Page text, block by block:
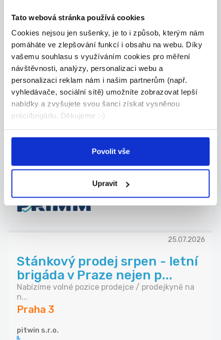
Tato webová stránka používá cookies
Cookies nejsou jen sušenky, je to i způsob, kterým nám
pomáháte ve zlepšování funkcí i obsahu na webu. Díky
vašemu souhlasu s využíváním cookies pro měření
návštěvnosti, analýzy, personalizaci webu a
personalizaci reklam nám i našim partnerům (např.
vyhledávače, sociální sítě) umožníte zobrazovat lepší
nabídky a zvyšujete svou šanci získat vysněnou
práci/brigádu. Děkujeme :-)
Povolit vše
Upravit
Praha 5
Liběna KUBIŠOVÁ
25.07.2026
Brigáda – Ostraha objektu v
Praha 1
PRIMM bezpečnostní služba s.r.o.
25.07.2026
Stánkový prodej srpen - letní
brigáda v Praze nejen p...
Nabízíme volné pozice prodejce / prodejkyně na
n...
Praha 3
pitwin s.r.o.